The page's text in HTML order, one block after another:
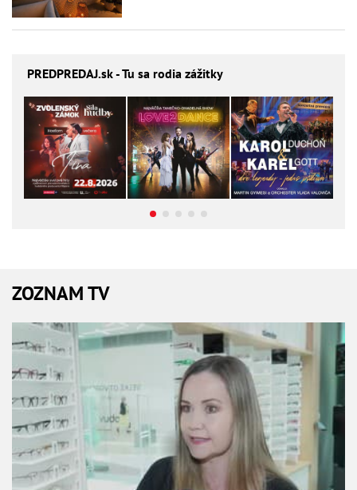
PREDPREDAJ.sk - Tu sa rodia zážitky
ZOZNAM TV